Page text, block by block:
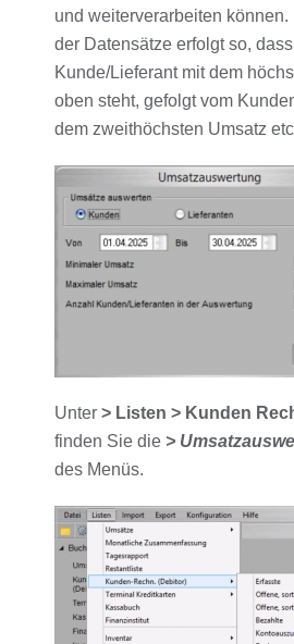
und weiterverarbeiten können.
der Datensätze erfolgt so,
Kunde/Lieferant mit dem
oben steht, gefolgt vom
dem zweithöchsten Umsatz
Unter > Listen > Kunden
finden Sie die >
des Menüs.